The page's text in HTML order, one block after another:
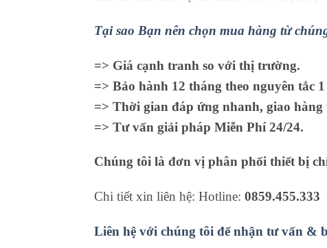
Tại sao Bạn nên chọn mua hàng từ
=> Giá cạnh tranh so với thị trường.
=> Bảo hành 12 tháng theo nguyên tắc
=> Thời gian đáp ứng nhanh, giao hàng
=> Tư vấn giải pháp Miễn Phí 24/24.
Chúng tôi là đơn vị phân phối thiết bị
Chi tiết xin liên hệ: Hotline: 0859.455.333
Liên hệ với chúng tôi để nhận tư vấn &